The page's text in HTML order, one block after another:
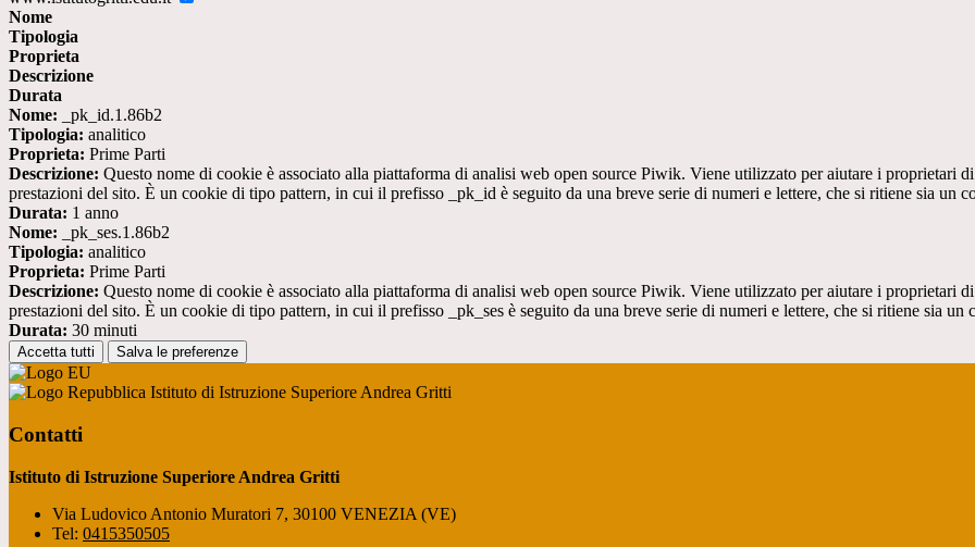
Nome
Tipologia
Proprieta
Descrizione
Durata
Nome: _pk_id.1.86b2
Tipologia: analitico
Proprieta: Prime Parti
Descrizione: Questo nome di cookie è associato alla piattaforma di analisi web open source Piwik. Viene utilizzato per aiutare i proprietari
prestazioni del sito. È un cookie di tipo pattern, in cui il prefisso _pk_id è seguito da una breve serie di numeri e lettere, che si ritiene sia un
Durata: 1 anno
Nome: _pk_ses.1.86b2
Tipologia: analitico
Proprieta: Prime Parti
Descrizione: Questo nome di cookie è associato alla piattaforma di analisi web open source Piwik. Viene utilizzato per aiutare i proprietari
prestazioni del sito. È un cookie di tipo pattern, in cui il prefisso _pk_ses è seguito da una breve serie di numeri e lettere, che si ritiene sia
Durata: 30 minuti
Accetta tutti Salva le preferenze
Istituto di Istruzione Superiore Andrea Gritti
Contatti
Istituto di Istruzione Superiore Andrea Gritti
Via Ludovico Antonio Muratori 7, 30100 VENEZIA (VE)
Tel: 0415350505